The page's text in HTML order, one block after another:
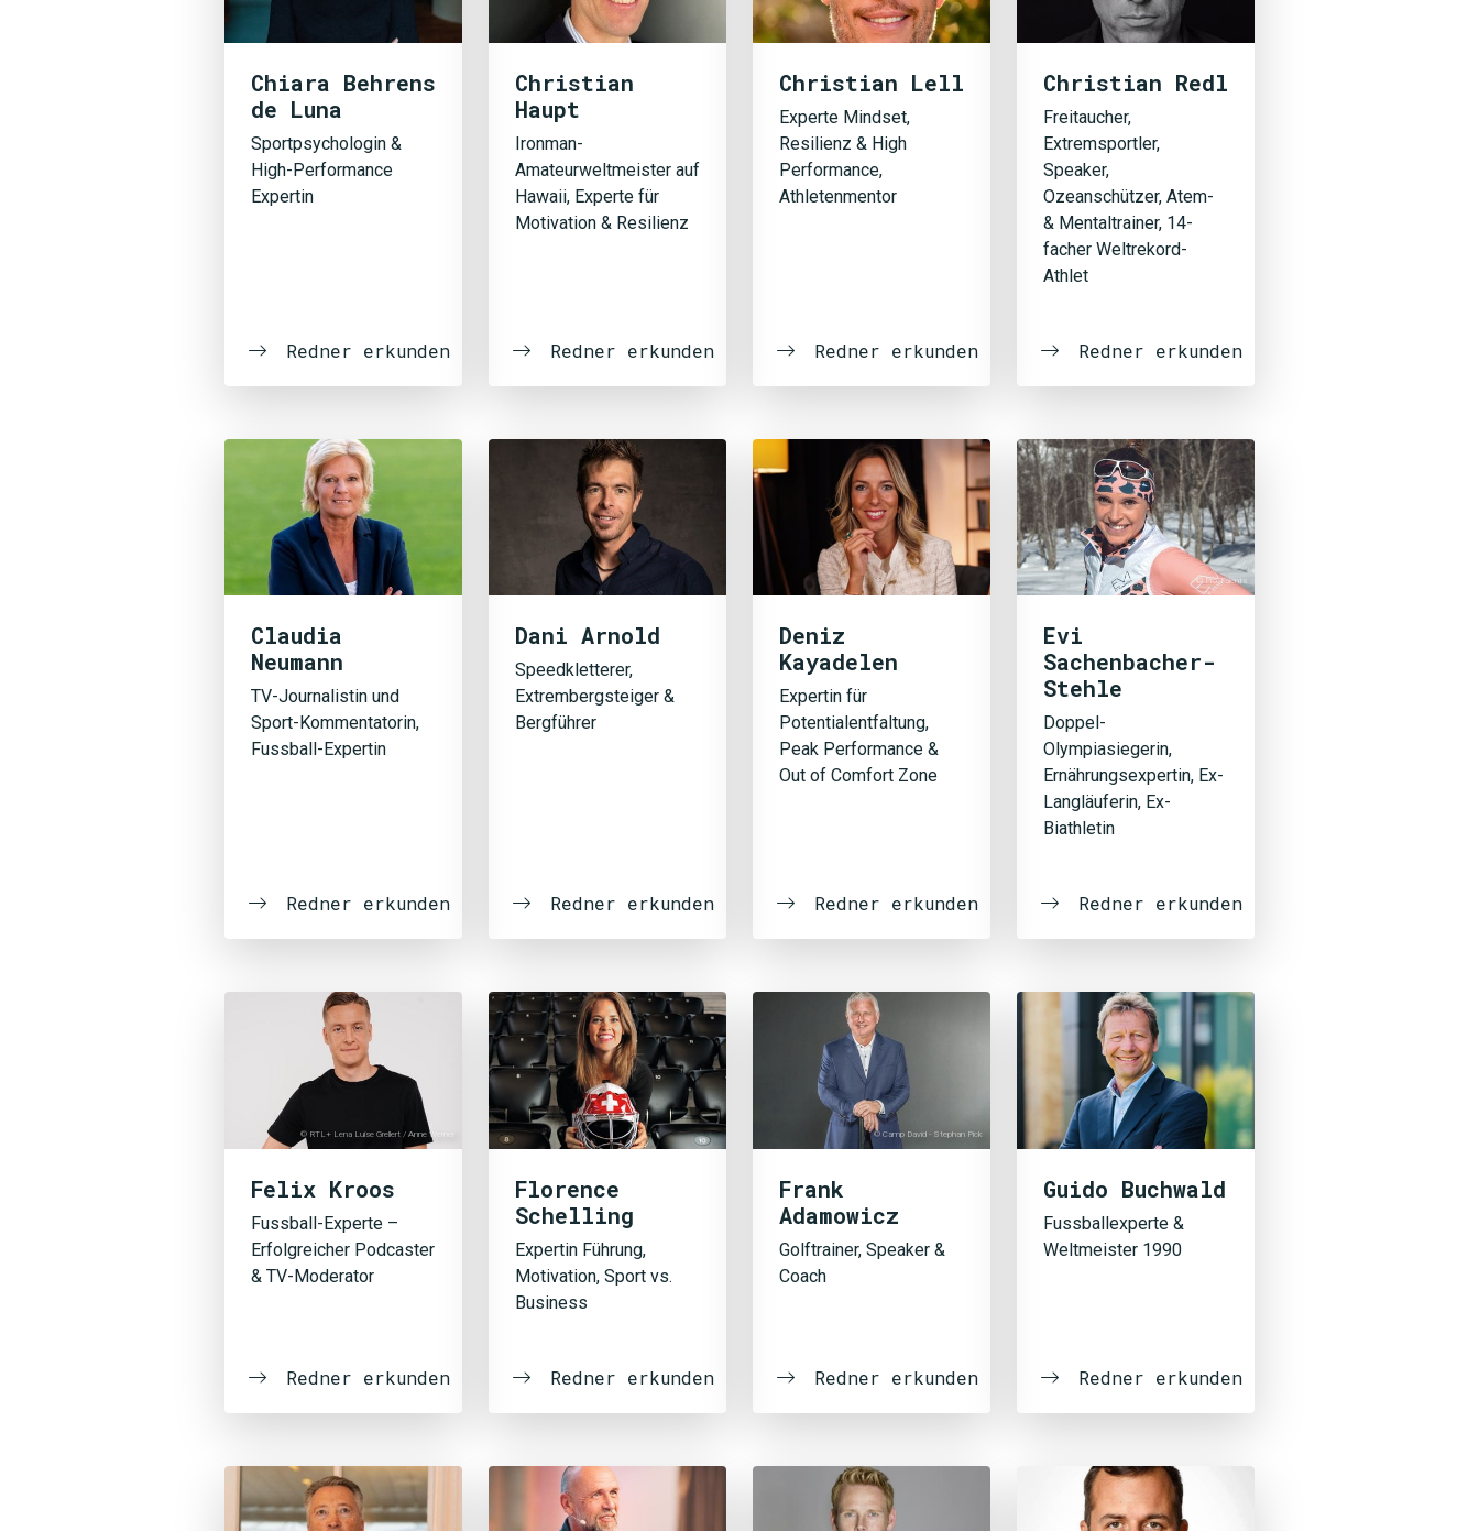
Chiara Behrens
de Luna
Sportpsychologin &
High-Performance
Expertin
Redner erkunden
Christian
Haupt
Ironman-
Amateurweltmeister auf
Hawaii, Experte für
Motivation & Resilienz
Redner erkunden
Christian Lell
Experte Mindset,
Resilienz & High
Performance,
Athletenmentor
Redner erkunden
Christian Redl
Freitaucher,
Extremsportler,
Speaker,
Ozeanschützer, Atem-
& Mentaltrainer, 14-
facher Weltrekord-
Athlet
Redner erkunden
Claudia
Neumann
TV-Journalistin und
Sport-Kommentatorin,
Fussball-Expertin
Redner erkunden
Dani Arnold
Speedkletterer,
Extrembergsteiger &
Bergführer
Redner erkunden
Deniz
Kayadelen
Expertin für
Potentialentfaltung,
Peak Performance &
Out of Comfort Zone
Redner erkunden
© Pro Talents
Evi
Sachenbacher-
Stehle
Doppel-
Olympiasiegerin,
Ernährungsexpertin, Ex-
Langläuferin, Ex-
Biathletin
Redner erkunden
© RTL+ Lena Luise Grellert / Anne Werner
Felix Kroos
Fussball-Experte –
Erfolgreicher Podcaster
& TV-Moderator
Redner erkunden
Florence
Schelling
Expertin Führung,
Motivation, Sport vs.
Business
Redner erkunden
© Camp David - Stephan Pick
Frank
Adamowicz
Golftrainer, Speaker &
Coach
Redner erkunden
Guido Buchwald
Fussballexperte &
Weltmeister 1990
Redner erkunden